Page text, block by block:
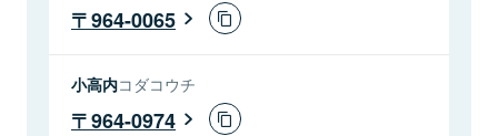
964-0065
小高内コダコウチ
964-0974